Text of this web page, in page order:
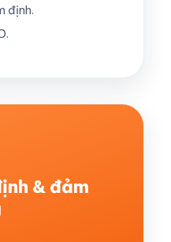
định.
& đảm